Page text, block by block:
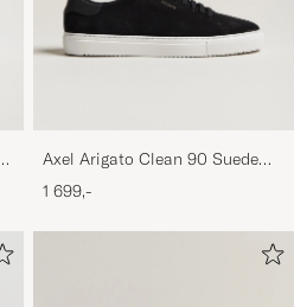
Axel Arigato Clean 90 Suede
Sneaker Black
1 699,-